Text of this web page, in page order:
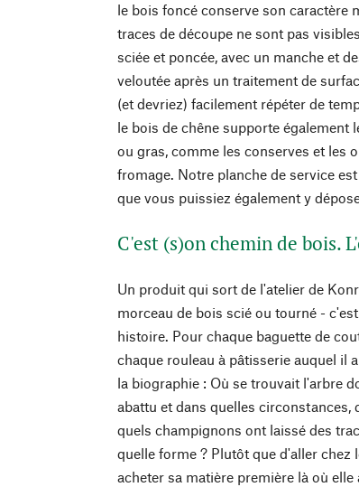
le bois foncé conserve son caractère
traces de découpe ne sont pas
sciée et poncée, avec un manche et
veloutée après un traitement de
(et devriez) facilement répéter de
le bois de chêne supporte également
ou gras, comme les conserves et les
fromage. Notre planche de service
que vous puissiez également y
C'est (s)on chemin de bois.
Un produit qui sort de l'atelier de
morceau de bois scié ou tourné -
histoire. Pour chaque baguette de
chaque rouleau à pâtisserie auquel il
la biographie : Où se trouvait l'arbre
abattu et dans quelles circonstances,
quels champignons ont laissé des
quelle forme ? Plutôt que d'aller chez
acheter sa matière première là où